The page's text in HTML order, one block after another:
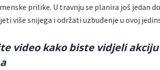
prilike. U travnju se planira još jedan
više snijega i održati uzbuđenje u ovoj
video kako biste vidjeli